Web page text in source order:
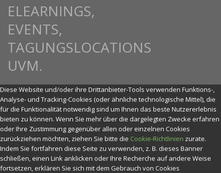
Diese Website und/oder ihre Drittanbieter-Tools verwenden Funktions-,
Analyse- und Tracking-Cookies (oder ähnliche technologische Mittel), die
für die Funktionalität notwendig sind um Ihnen das beste Nutzererlebnis
bieten zu können. Wenn Sie mehr über die dargelegten Zwecke erfahren
oder Ihre Zustimmung gegenüber allen oder einzelnen Cookies
zurückziehen möchten, ziehen Sie bitte die Cookie-Richtlinien zurate.
Indem Sie fortfahren diese Seite zu verwenden, z. B. dieses Banner
schließen, einen Link anklicken oder Ihre Recherche auf andere Weise
fortsetzen, erklären Sie sich mit dem Gebrauch von Cookies